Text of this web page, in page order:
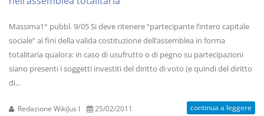
Massima1° pubbl. 9/05 Si deve ritenere “partecipante l’intero capitale
sociale” ai fini della valida costituzione dell’assemblea in forma
totalitaria qualora: in caso di usufrutto o di pegno su partecipazioni
siano presenti i soggetti investiti del diritto di voto (e quindi del diritto
di...
Redazione WikiJus I 25/02/2011 continua a leggere